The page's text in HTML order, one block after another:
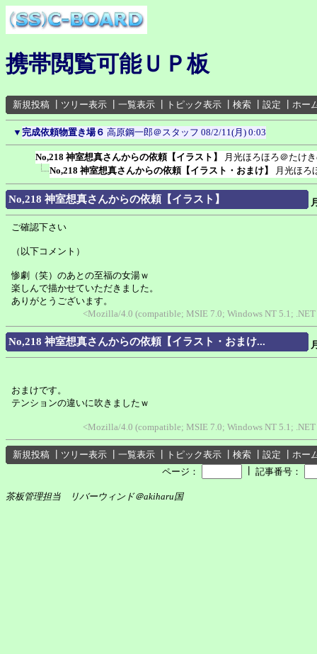
携帯閲覧可能ＵＰ板
新規投稿 ツリー表示 一覧表示 トピック表示 検索 設定 ホー
▼ 完成依頼物置き場６ 高原鋼一郎＠スタッフ 08/2/11(月) 0:03
No,218 神室想真さんからの依頼【イラスト】
月光ほろほろ＠たけ
No,218 神室想真さんからの依頼【イラスト・おまけ】
月光ほろ
No,218 神室想真さんからの依頼【イラスト】
ご確認下さい
（以下コメント）
惨劇（笑）のあとの至福の女湯ｗ
楽しんで描かせていただきました。
ありがとうございます。
<Mozilla/4.0 (compatible; MSIE 7.0; Windows NT 5.1;
No,218 神室想真さんからの依頼【イラスト・おまけ...
おまけです。
テンションの違いに吹きましたｗ
<Mozilla/4.0 (compatible; MSIE 7.0; Windows NT 5.1;
新規投稿 ツリー表示 一覧表示 トピック表示 検索 設定
ホー
ページ：
記事番号：
茶板管理担当 リバーウィンド＠akiharu国